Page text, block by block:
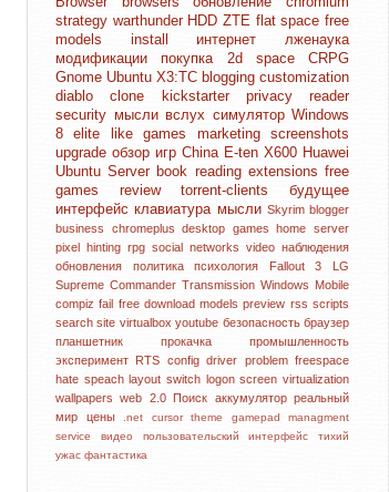
strategy warthunder HDDZTE flat spacefree
models installинтернет лженаука
модификациипокупка 2d space CRPG
Gnome Ubuntu X3:TC blogging customization
diablo clone
kickstarter privacy reader
security мысли вслух симулятор Windows
8elite like games marketingscreenshots
upgrade обзор игр China E-ten X600 Huawei
Ubuntu Server book reading extensionsfree
games reviewtorrent-clientsбудущее
интерфейсклавиатура мысли Skyrim blogger
business chromeplusdesktop gameshome server
pixel hinting rpg social networks video наблюдения
обновления политикапсихология Fallout 3 LG
Supreme Commander Transmission Windows Mobile
compizfail free downloadmodelspreview rssscripts
searchsite virtualboxyoutube безопасностьбраузер
планшетник прокачка промышленность
эксперимент RTS configdriver problemfreespace
hate speachlayout switch logon screenvirtualization
wallpapersweb 2.0Поиск аккумуляторреальный
мир цены .net cursor theme gamepad managment
service видео пользовательский интерфейс тихий
ужас фантастика